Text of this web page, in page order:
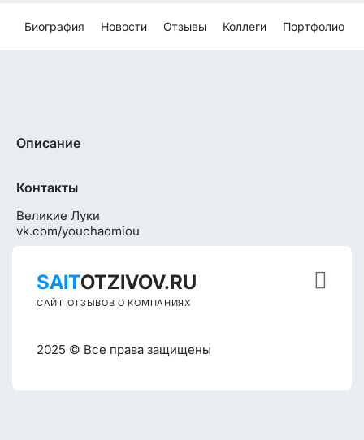
Биография Новости Отзывы Коллеги Портфолио
Описание
Контакты
Великие Луки
vk.com/youchaomiou
SAITOTZIVOV.RU
САЙТ ОТЗЫВОВ О КОМПАНИЯХ
2025 © Все права защищены
